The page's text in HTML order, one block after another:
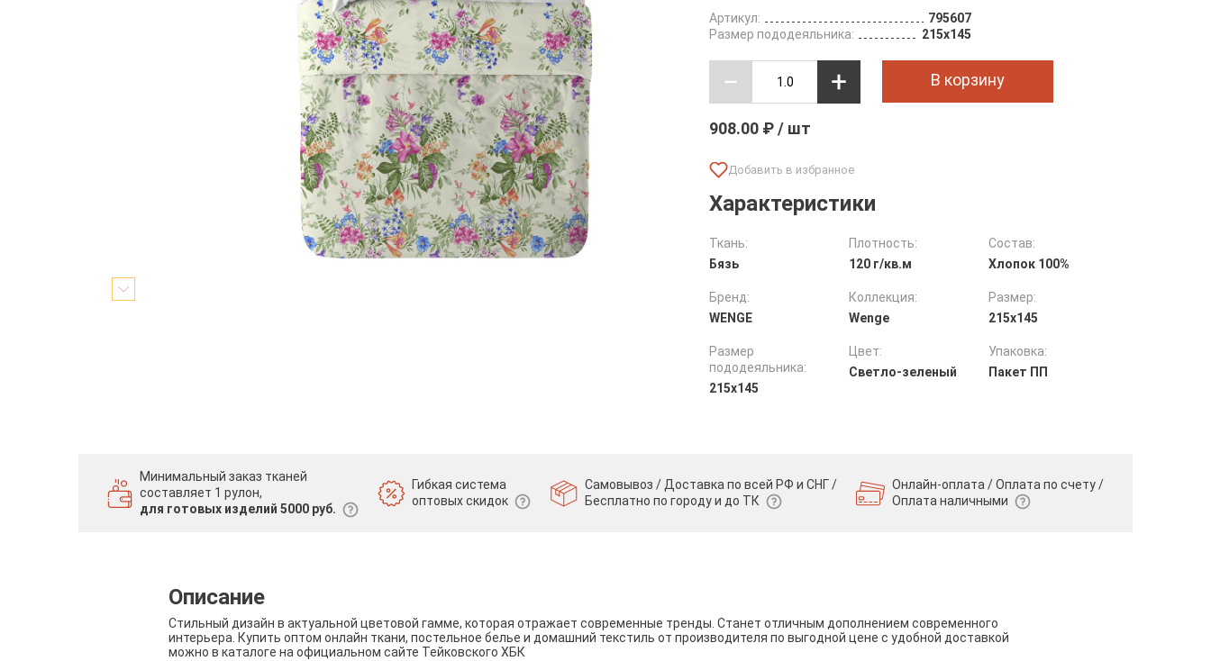
Артикул:
795607
Размер пододеяльника:
215х145
В корзину
908.00 ₽ / шт
Характеристики
Ткань:
Бязь
Плотность:
120 г/кв.м
Состав:
Хлопок 100%
Бренд:
WENGE
Коллекция:
Wenge
Размер:
215х145
Размер
пододеяльника:
215х145
Цвет:
Светло-зеленый
Упаковка:
Пакет ПП
Минимальный заказ тканей
составляет 1 рулон,
для готовых изделий 5000 руб.
Гибкая система
оптовых скидок
Самовывоз / Доставка по всей РФ и СНГ /
Бесплатно по городу и до ТК
Онлайн-оплата / Оплата по счету /
Оплата наличными
Описание
Стильный дизайн в актуальной цветовой гамме, которая отражает современные тренды. Станет отличным дополнением современного
интерьера. Купить оптом онлайн ткани, постельное белье и домашний текстиль от производителя по выгодной цене с удобной доставкой
можно в каталоге на официальном сайте Тейковского ХБК